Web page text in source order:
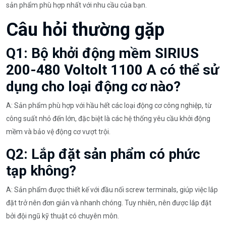
sản phẩm phù hợp nhất với nhu cầu của bạn.
Câu hỏi thường gặp
Q1: Bộ khởi động mềm SIRIUS
200-480 Voltolt 1100 A có thể sử
dụng cho loại động cơ nào?
A: Sản phẩm phù hợp với hầu hết các loại động cơ công nghiệp, từ
công suất nhỏ đến lớn, đặc biệt là các hệ thống yêu cầu khởi động
mềm và bảo vệ động cơ vượt trội.
Q2: Lắp đặt sản phẩm có phức
tạp không?
A: Sản phẩm được thiết kế với đầu nối screw terminals, giúp việc lắp
đặt trở nên đơn giản và nhanh chóng. Tuy nhiên, nên được lắp đặt
bởi đội ngũ kỹ thuật có chuyên môn.